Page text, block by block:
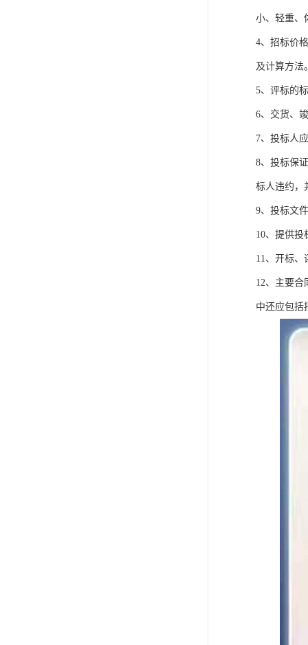
小、轻重、
4、招标价
及计算方法
5、评标的
6、交货、
7、投标人
8、投标保
标人违约，
9、投标文
10、提供投
11、开标、
12、主要
中还应包括